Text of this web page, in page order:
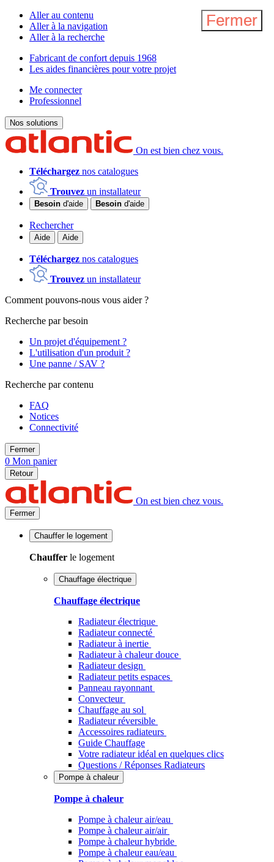
Aller au contenu
Aller à la navigation
Aller à la recherche
Fabricant de confort depuis 1968
Les aides financières pour votre projet
Me connecter
Professionnel
Nos solutions
On est bien chez vous.
Téléchargez nos catalogues
Trouvez un installateur
Besoin d'aide Besoin d'aide
Rechercher
Aide Aide
Téléchargez nos catalogues
Trouvez un installateur
Comment pouvons-nous vous aider ?
Recherche par besoin
Un projet d'équipement ?
L'utilisation d'un produit ?
Une panne / SAV ?
Recherche par contenu
FAQ
Notices
Connectivité
Fermer
0 Mon panier
Retour
On est bien chez vous.
Fermer
Chauffer le logement
Chauffer le logement
Chauffage électrique
Chauffage électrique
Radiateur électrique
Radiateur connecté
Radiateur à inertie
Radiateur à chaleur douce
Radiateur design
Radiateur petits espaces
Panneau rayonnant
Convecteur
Chauffage au sol
Radiateur réversible
Accessoires radiateurs
Guide Chauffage
Votre radiateur idéal en quelques clics
Questions / Réponses Radiateurs
Pompe à chaleur
Pompe à chaleur
Pompe à chaleur air/eau
Pompe à chaleur air/air
Pompe à chaleur hybride
Pompe à chaleur​ eau/eau
Fermer
Fermer